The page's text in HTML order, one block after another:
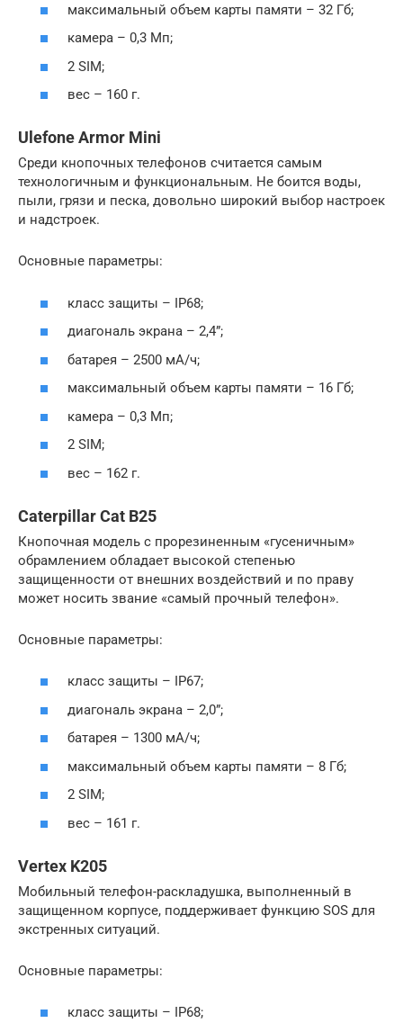
максимальный объем карты памяти – 32 Гб;
камера – 0,3 Мп;
2 SIM;
вес – 160 г.
Ulefone Armor Mini
Среди кнопочных телефонов считается самым
технологичным и функциональным. Не боится воды,
пыли, грязи и песка, довольно широкий выбор настроек
и надстроек.
Основные параметры:
класс защиты – IP68;
диагональ экрана – 2,4”;
батарея – 2500 мА/ч;
максимальный объем карты памяти – 16 Гб;
камера – 0,3 Мп;
2 SIM;
вес – 162 г.
Caterpillar Cat B25
Кнопочная модель с прорезиненным «гусеничным»
обрамлением обладает высокой степенью
защищенности от внешних воздействий и по праву
может носить звание «самый прочный телефон».
Основные параметры:
класс защиты – IP67;
диагональ экрана – 2,0”;
батарея – 1300 мА/ч;
максимальный объем карты памяти – 8 Гб;
2 SIM;
вес – 161 г.
Vertex K205
Мобильный телефон-раскладушка, выполненный в
защищенном корпусе, поддерживает функцию SOS для
экстренных ситуаций.
Основные параметры:
класс защиты – IP68;